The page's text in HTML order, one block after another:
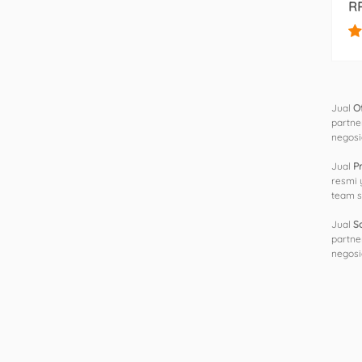
Jual
Jual
resmi
team
Jual